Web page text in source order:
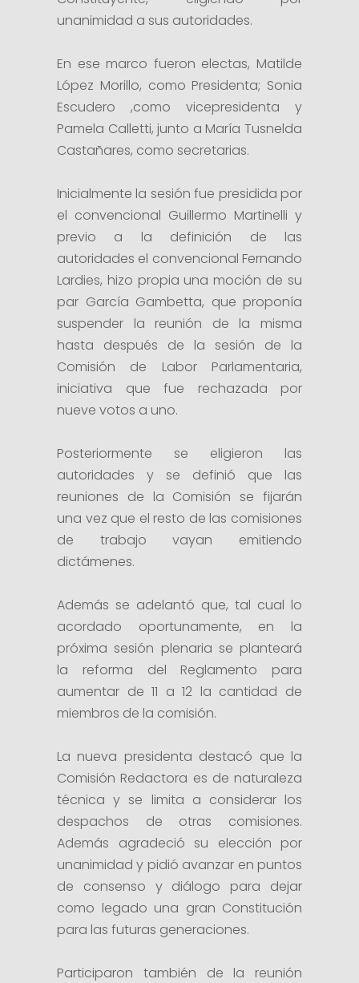
unanimidad a sus autoridades.
En ese marco fueron electas, Matilde
López Morillo, como Presidenta; Sonia
Escudero ,como vicepresidenta y
Pamela Calletti, junto a María Tusnelda
Castañares, como secretarias.
Inicialmente la sesión fue presidida por
el convencional Guillermo Martinelli y
previo a la definición de las
autoridades el convencional Fernando
Lardies, hizo propia una moción de su
par García Gambetta, que proponía
suspender la reunión de la misma
hasta después de la sesión de la
Comisión de Labor Parlamentaria,
iniciativa que fue rechazada por
nueve votos a uno.
Posteriormente se eligieron las
autoridades y se definió que las
reuniones de la Comisión se fijarán
una vez que el resto de las comisiones
de trabajo vayan emitiendo
dictámenes.
Además se adelantó que, tal cual lo
acordado oportunamente, en la
próxima sesión plenaria se planteará
la reforma del Reglamento para
aumentar de 11 a 12 la cantidad de
miembros de la comisión.
La nueva presidenta destacó que la
Comisión Redactora es de naturaleza
técnica y se limita a considerar los
despachos de otras comisiones.
Además agradeció su elección por
unanimidad y pidió avanzar en puntos
de consenso y diálogo para dejar
como legado una gran Constitución
para las futuras generaciones.
Participaron también de la reunión